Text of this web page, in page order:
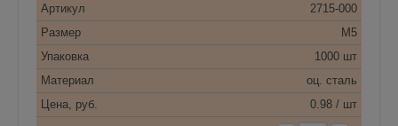
Артикул
2715-000
Размер
M5
Упаковка
1000 шт
Материал
оц. сталь
Цена, руб.
0.98 / шт